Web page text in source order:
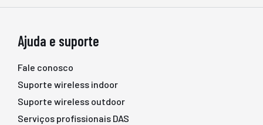
Ajuda e suporte
Fale conosco
Suporte wireless indoor
Suporte wireless outdoor
Serviços profissionais DAS